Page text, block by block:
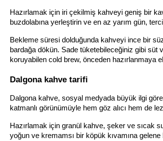
Hazırlamak için iri çekilmiş kahveyi geniş bir
buzdolabına yerleştirin ve en az yarım gün,
Bekleme süresi dolduğunda kahveyi ince bir
bardağa dökün. Sade tüketebileceğiniz gibi süt
koruyabilen cold brew, önceden hazırlanmaya
Dalgona kahve tarifi
Dalgona kahve, sosyal medyada büyük ilgi
katmanlı görünümüyle hem göz alıcı hem de
Hazırlamak için granül kahve, şeker ve sıcak
yoğun ve kremamsı bir köpük kıvamına